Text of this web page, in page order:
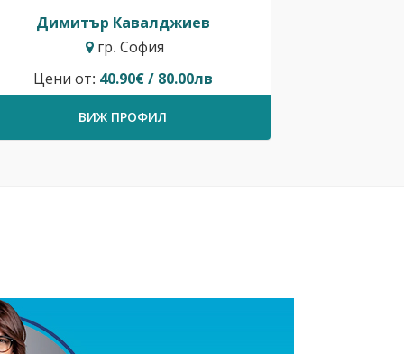
Димитър Кавалджиев
гр. София
Цени от: 40.90€ / 80.00лв
ВИЖ ПРОФИЛ